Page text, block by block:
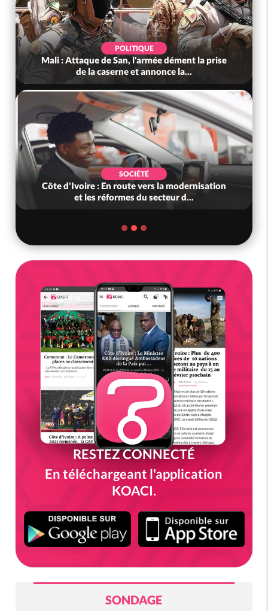
POLITIQUE
Mali : Attaque de San, l'armée dément la prise
de la caserne et annonce la...
SOCIÉTÉ
Côte d'Ivoire : En route vers la modernisation
et les réformes du secteur d...
RESTEZ CONNECTÉ
En téléchargeant l'application
KOACI.
SONDAGE